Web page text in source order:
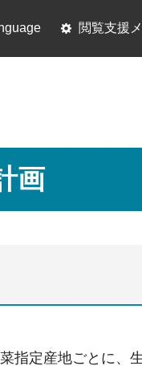
閲覧支援
画
指定産地ごとに、